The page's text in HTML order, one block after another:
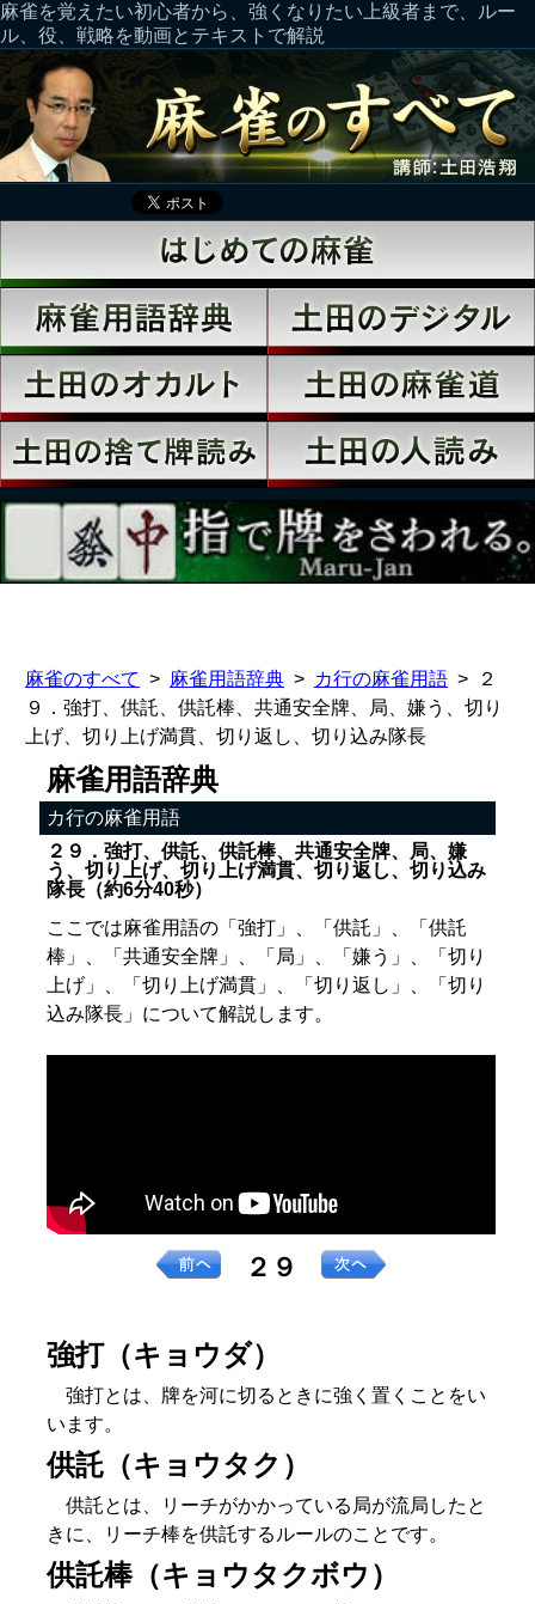
麻雀を覚えたい初心者から、強くなりたい上級者まで、ルー
ル、役、戦略を動画とテキストで解説
麻雀のすべて 麻雀用語辞典 カ行の麻雀用語
２
９．強打、供託、供託棒、共通安全牌、局、嫌う、切り
上げ、切り上げ満貫、切り返し、切り込み隊長
麻雀用語辞典
カ行の麻雀用語
２９．強打、供託、供託棒、共通安全牌、局、嫌
う、切り上げ、切り上げ満貫、切り返し、切り込み
隊長（約6分40秒）
ここでは麻雀用語の「強打」、「供託」、「供託
棒」、「共通安全牌」、「局」、「嫌う」、「切り
上げ」、「切り上げ満貫」、「切り返し」、「切り
込み隊長」について解説します。
２９
強打（キョウダ）
強打とは、牌を河に切るときに強く置くことをい
います。
供託（キョウタク）
供託とは、リーチがかかっている局が流局したと
きに、リーチ棒を供託するルールのことです。
供託棒（キョウタクボウ）